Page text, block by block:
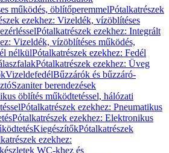
működés, öblítőperemmelPótalkatrészek
ezekhez: Vizeldék, vízöblítéses
Pótalkatrészek ezekhez: Integrált
Vizeldék, vízöblítéses működés,
nélkülPótalkatrészek ezekhez: Fedél
Pótalkatrészek ezekhez: Üveg
VizeldefedélBűzzárók és bűzzáró-
Szaniter berendezések
öblítés működtetéssel, hálózati
Pótalkatrészek ezekhez: Pneumatikus
Pótalkatrészek ezekhez: Elektronikus
KiegészítőkPótalkatrészek
ezekhez:
WC-khez és